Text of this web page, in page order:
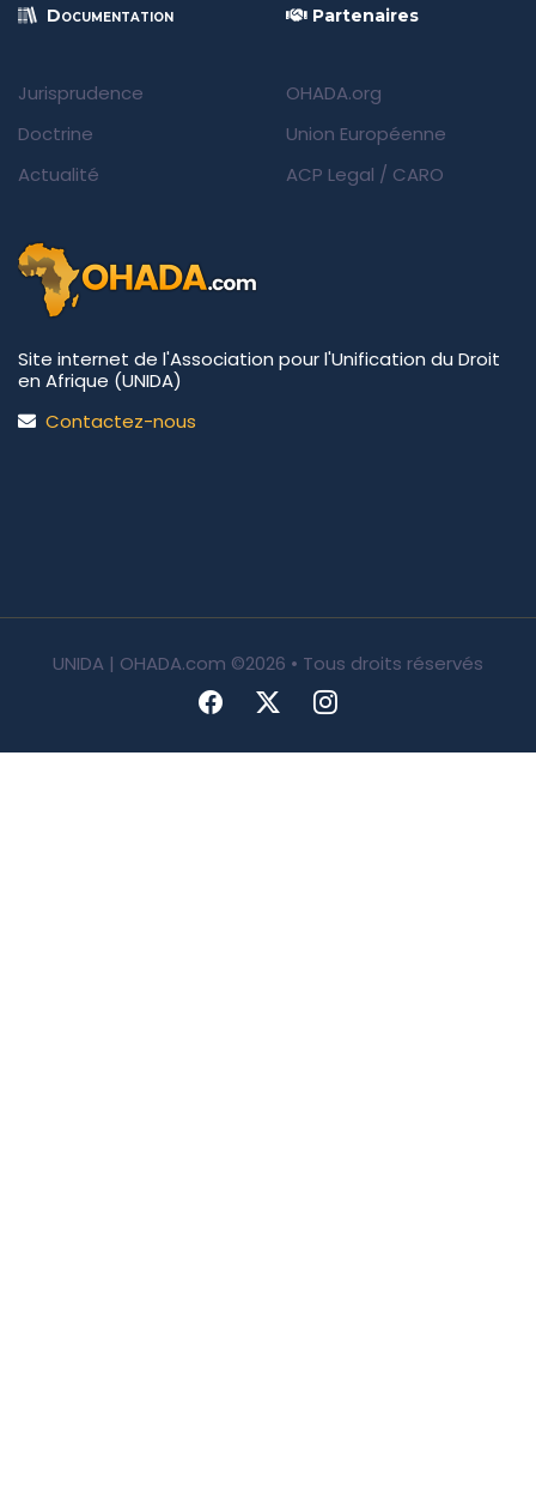
Documentation
Jurisprudence
Doctrine
Actualité
Partenaires
OHADA.org
Union Européenne
ACP Legal / CARO
Site internet de l'Association pour l'Unification du Droit
en Afrique (UNIDA)
Contactez-nous
UNIDA | OHADA.com ©2026 • Tous droits réservés